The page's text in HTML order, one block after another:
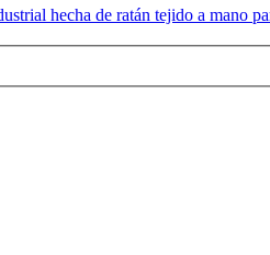
hecha de ratán tejido a mano